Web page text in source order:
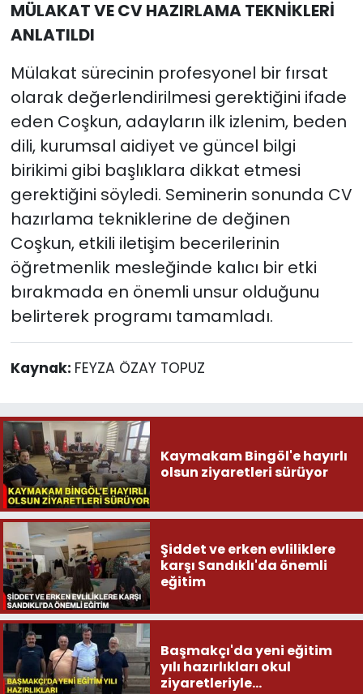
MÜLAKAT VE CV HAZIRLAMA TEKNİKLERİ
ANLATILDI
Mülakat sürecinin profesyonel bir fırsat
olarak değerlendirilmesi gerektiğini ifade
eden Coşkun, adayların ilk izlenim, beden
dili, kurumsal aidiyet ve güncel bilgi
birikimi gibi başlıklara dikkat etmesi
gerektiğini söyledi. Seminerin sonunda CV
hazırlama tekniklerine de değinen
Coşkun, etkili iletişim becerilerinin
öğretmenlik mesleğinde kalıcı bir etki
bırakmada en önemli unsur olduğunu
belirterek programı tamamladı.
Kaynak: FEYZA ÖZAY TOPUZ
Kaymakam Bingöl'e hayırlı
olsun ziyaretleri sürüyor
Şiddet ve erken evliliklere
karşı Sandıklı'da önemli
eğitim
Başmakçı'da yeni eğitim
yılı hazırlıkları okul
ziyaretleriyle